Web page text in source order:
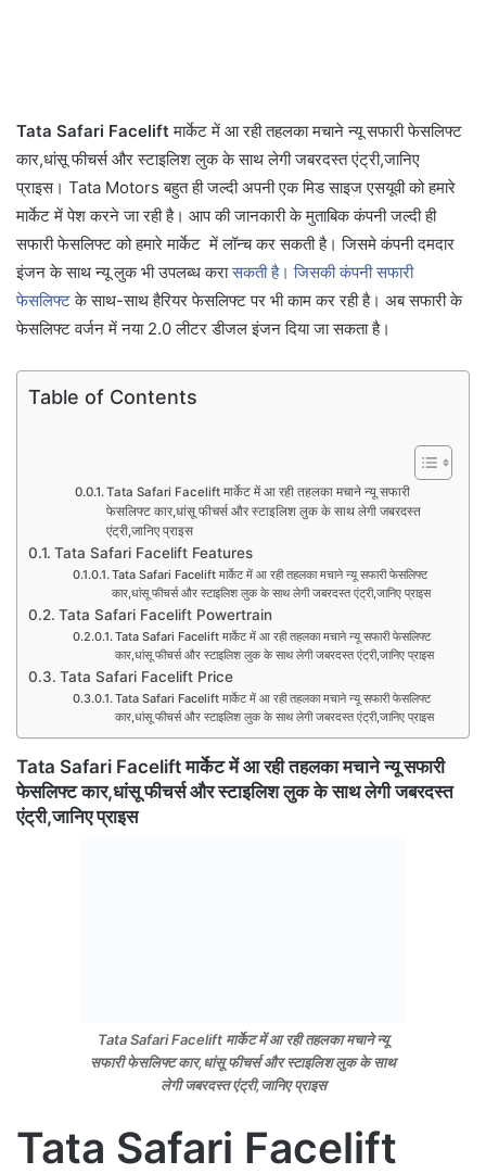
Tata Safari Facelift मार्केट में आ रही तहलका मचाने न्यू सफारी फेसलिफ्ट
कार,धांसू फीचर्स और स्टाइलिश लुक के साथ लेगी जबरदस्त एंट्री,जानिए
प्राइस। Tata Motors बहुत ही जल्दी अपनी एक मिड साइज एसयूवी को हमारे
मार्केट में पेश करने जा रही है। आप की जानकारी के मुताबिक कंपनी जल्दी ही
सफारी फेसलिफ्ट को हमारे मार्केट में लॉन्च कर सकती है। जिसमे कंपनी दमदार
इंजन के साथ न्यू लुक भी उपलब्ध करासकती है। जिसकी कंपनी सफारी
फेसलिफ्टके साथ-साथ हैरियर फेसलिफ्ट पर भी काम कर रही है। अब सफारी के
फेसलिफ्ट वर्जन में नया 2.0 लीटर डीजल इंजन दिया जा सकता है।
Table of Contents
Tata Safari Facelift मार्केट में आ रही तहलका मचाने न्यू सफारी
फेसलिफ्ट कार,धांसू फीचर्स और स्टाइलिश लुक के साथ लेगी जबरदस्त
एंट्री,जानिए प्राइस
Tata Safari Facelift Features
Tata Safari Facelift मार्केट में आ रही तहलका मचाने न्यू सफारी फेसलिफ्ट
कार,धांसू फीचर्स और स्टाइलिश लुक के साथ लेगी जबरदस्त एंट्री,जानिए प्राइस
Tata Safari Facelift Powertrain
Tata Safari Facelift मार्केट में आ रही तहलका मचाने न्यू सफारी फेसलिफ्ट
कार,धांसू फीचर्स और स्टाइलिश लुक के साथ लेगी जबरदस्त एंट्री,जानिए प्राइस
Tata Safari Facelift Price
Tata Safari Facelift मार्केट में आ रही तहलका मचाने न्यू सफारी फेसलिफ्ट
कार,धांसू फीचर्स और स्टाइलिश लुक के साथ लेगी जबरदस्त एंट्री,जानिए प्राइस
Tata Safari Facelift मार्केट में आ रही तहलका मचाने न्यू सफारी
फेसलिफ्ट कार,धांसू फीचर्स और स्टाइलिश लुक के साथ लेगी जबरदस्त
एंट्री,जानिए प्राइस
Tata Safari Facelift मार्केट में आ रही तहलका मचाने न्यू
सफारी फेसलिफ्ट कार,धांसू फीचर्स और स्टाइलिश लुक के साथ
लेगी जबरदस्त एंट्री,जानिए प्राइस
Tata Safari Facelift